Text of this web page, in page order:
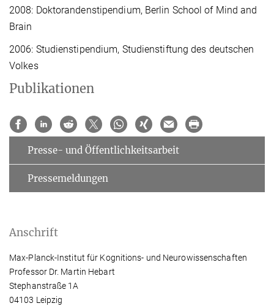
2008: Doktorandenstipendium, Berlin School of Mind and
Brain
2006: Studienstipendium, Studienstiftung des deutschen
Volkes
Publikationen
Presse- und Öffentlichkeitsarbeit
Pressemeldungen
Anschrift
Max-Planck-Institut für Kognitions- und Neurowissenschaften
Professor Dr. Martin Hebart
Stephanstraße 1A
04103 Leipzig